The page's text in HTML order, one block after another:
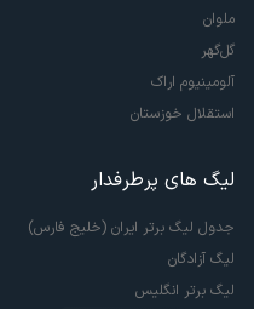
ملوان
گل‌گهر
آلومینیوم اراک
استقلال خوزستان
لیگ های پرطرفدار
جدول لیگ برتر ایران (خلیج فارس)
لیگ آزادگان
لیگ برتر انگلیس